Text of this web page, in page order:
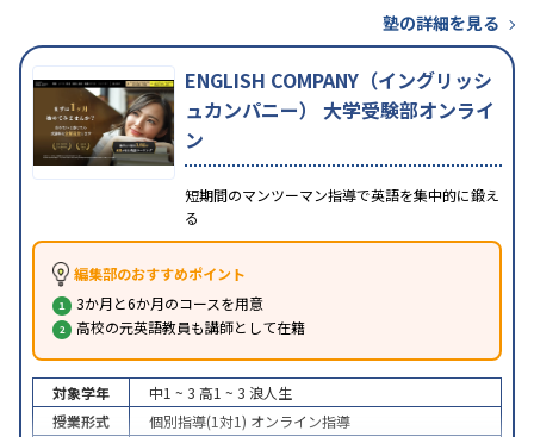
塾の詳細を見る
ENGLISH COMPANY（イングリッシ
ュカンパニー） 大学受験部オンライ
ン
短期間のマンツーマン指導で英語を集中的に鍛え
る
編集部のおすすめポイント
3か月と6か月のコースを用意
高校の元英語教員も講師として在籍
対象学年 中1 ~ 3 高1 ~ 3 浪人生
授業形式
個別指導(1対1) オンライン指導